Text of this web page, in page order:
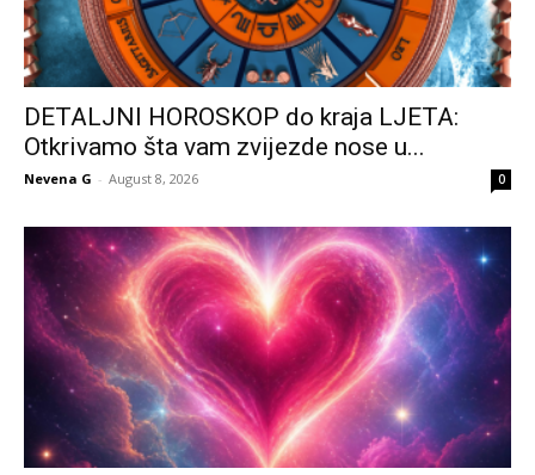
DETALJNI HOROSKOP do kraja LJETA:
Otkrivamo šta vam zvijezde nose u...
Nevena G - August 8, 2026 0